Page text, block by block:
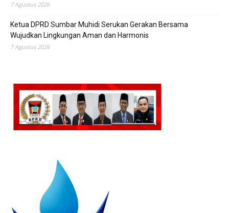
7 Agustus 2026
Ketua DPRD Sumbar Muhidi Serukan Gerakan Bersama
Wujudkan Lingkungan Aman dan Harmonis
7 Agustus 2026